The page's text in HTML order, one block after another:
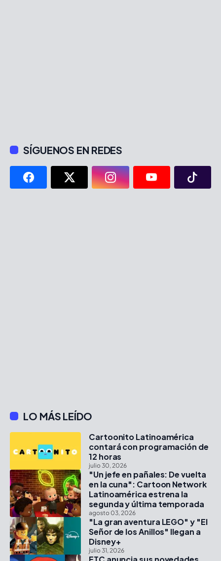
SÍGUENOS EN REDES
LO MÁS LEÍDO
Cartoonito Latinoamérica
contará con programación de
12 horas
julio 30, 2026
"Un jefe en pañales: De vuelta
en la cuna": Cartoon Network
Latinoamérica estrena la
segunda y última temporada
agosto 03, 2026
"La gran aventura LEGO" y "El
Señor de los Anillos" llegan a
Disney+
julio 31, 2026